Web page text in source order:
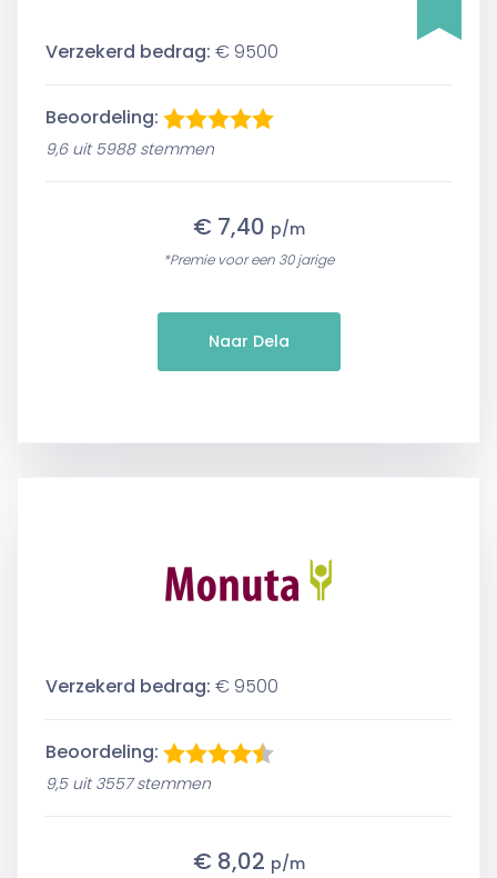
Verzekerd bedrag: € 9500
Beoordeling:
9,6 uit 5988 stemmen
€ 7,40 p/m
*Premie voor een 30 jarige
Naar Dela
Verzekerd bedrag: € 9500
Beoordeling:
9,5 uit 3557 stemmen
€ 8,02 p/m